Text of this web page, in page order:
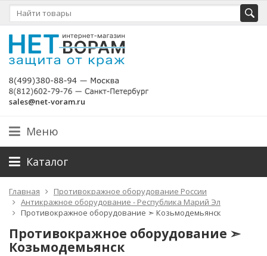
sales@net-voram.ru
Меню
Каталог
Главная
Противокражное оборудование России
Антикражное оборудование - Республика Марий Эл
Противокражное оборудование ➣ Козьмодемьянск
Противокражное оборудование ➣
Козьмодемьянск